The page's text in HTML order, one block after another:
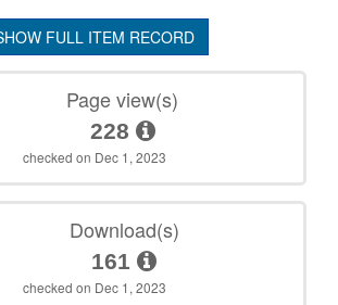
FULL ITEM RECORD
Page view(s)
228
checked on Dec 1, 2023
Download(s)
161
checked on Dec 1, 2023